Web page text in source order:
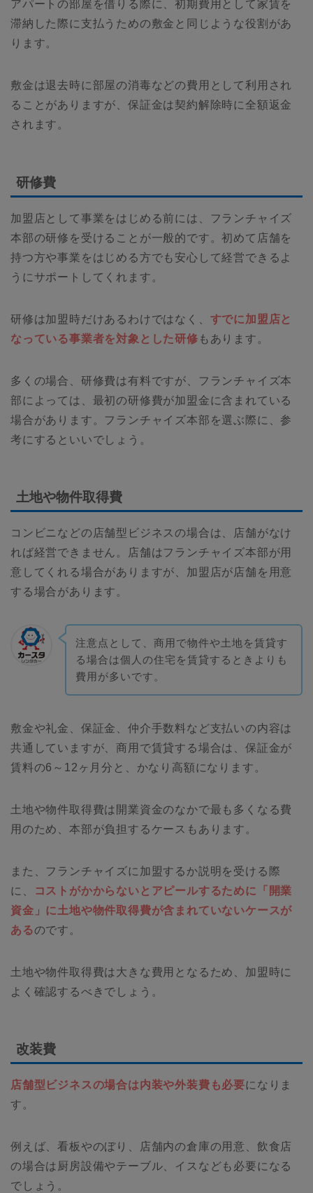
アパートの部屋を借りる際に、初期費用として家賃を
滞納した際に支払うための敷金と同じような役割があ
ります。
敷金は退去時に部屋の消毒などの費用として利用され
ることがありますが、保証金は契約解除時に全額返金
されます。
研修費
加盟店として事業をはじめる前には、フランチャイズ
本部の研修を受けることが一般的です。初めて店舗を
持つ方や事業をはじめる方でも安心して経営できるよ
うにサポートしてくれます。
研修は加盟時だけあるわけではなく、 すでに加盟店と
なっている事業者を対象とした研修 もあります。
多くの場合、研修費は有料ですが、フランチャイズ本
部によっては、最初の研修費が加盟金に含まれている
場合があります。フランチャイズ本部を選ぶ際に、参
考にするといいでしょう。
土地や物件取得費
コンビニなどの店舗型ビジネスの場合は、店舗がなけ
れば経営できません。店舗はフランチャイズ本部が用
意してくれる場合がありますが、加盟店が店舗を用意
する場合があります。
注意点として、商用で物件や土地を賃貸す
る場合は個人の住宅を賃貸するときよりも
費用が多いです。
敷金や礼金、保証金、仲介手数料など支払いの内容は
共通していますが、商用で賃貸する場合は、保証金が
賃料の6～12ヶ月分と、かなり高額になります。
土地や物件取得費は開業資金のなかで最も多くなる費
用のため、本部が負担するケースもあります。
また、フランチャイズに加盟するか説明を受ける際
に、
コストがかからないとアピールするために「開業
資金」に土地や物件取得費が含まれていないケースが
あるのです。
土地や物件取得費は大きな費用となるため、加盟時に
よく確認するべきでしょう。
改装費
店舗型ビジネスの場合は内装や外装費も必要になりま
す。
例えば、看板やのぼり、店舗内の倉庫の用意、飲食店
の場合は厨房設備やテーブル、イスなども必要になる
でしょう。